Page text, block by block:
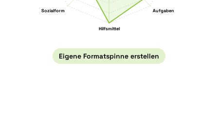
Aufgaben
Sozialform
Hilfsmittel
Eigene Formatspinne erstellen